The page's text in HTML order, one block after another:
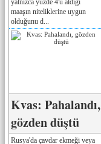
maaşın niteliklerine uygun
olduğunu d...
Kvas: Pahalandı,
gözden düştü
Rusya'da çavdar ekmeği veya